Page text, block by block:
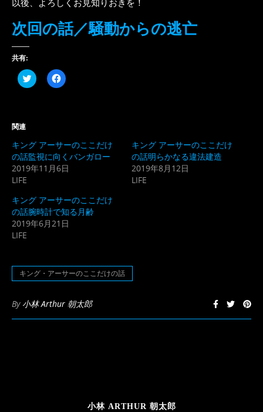
以後、よろしくお見知りおきを！
次回の話／騒動からの逃亡
共有:
ク
リ
有
(新
し
い
ウ
ド
ウ
で
開
き
Facebook
で
リ
ッ
ク
し
て
さ
い
(新
し
い
ウ
で
開
す)
関連
キング アーサーのここだけ
の話監視に向くバンガロー
2019年11月6日
LIFE
キング アーサーのここだけ
の話明らかなる違法建造
2019年8月12日
LIFE
キング アーサーのここだけ
の話腕時計で知る月齢
2019年6月21日
LIFE
キング・アーサーのここだけの話
By 小林 Arthur 朝太郎
小林 ARTHUR 朝太郎